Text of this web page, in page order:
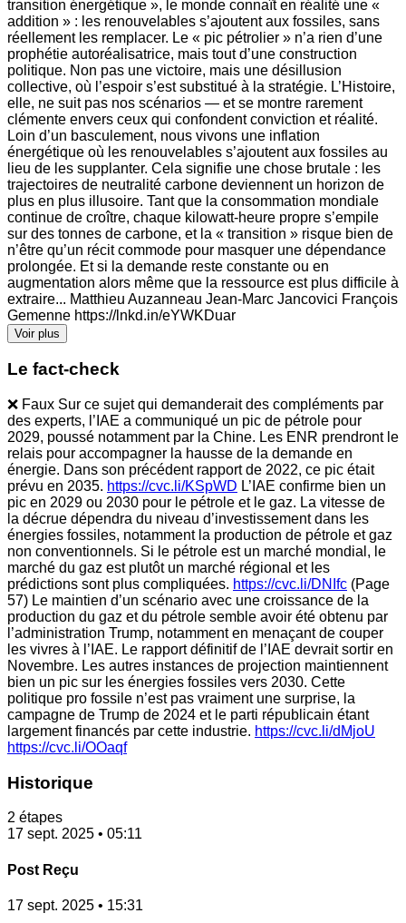
transition énergétique », le monde connaît en réalité une «
addition » : les renouvelables s’ajoutent aux fossiles, sans
réellement les remplacer. Le « pic pétrolier » n’a rien d’une
prophétie autoréalisatrice, mais tout d’une construction
politique. Non pas une victoire, mais une désillusion
collective, où l’espoir s’est substitué à la stratégie. L’Histoire,
elle, ne suit pas nos scénarios — et se montre rarement
clémente envers ceux qui confondent conviction et réalité.
Loin d’un basculement, nous vivons une inflation
énergétique où les renouvelables s’ajoutent aux fossiles au
lieu de les supplanter. Cela signifie une chose brutale : les
trajectoires de neutralité carbone deviennent un horizon de
plus en plus illusoire. Tant que la consommation mondiale
continue de croître, chaque kilowatt-heure propre s’empile
sur des tonnes de carbone, et la « transition » risque bien de
n’être qu’un récit commode pour masquer une dépendance
prolongée. Et si la demande reste constante ou en
augmentation alors même que la ressource est plus difficile à
extraire... Matthieu Auzanneau Jean-Marc Jancovici François
Gemenne https://lnkd.in/eYWKDuar
Voir plus
Le fact-check
❌ Faux Sur ce sujet qui demanderait des compléments par
des experts, l’IAE a communiqué un pic de pétrole pour
2029, poussé notamment par la Chine. Les ENR prendront le
relais pour accompagner la hausse de la demande en
énergie. Dans son précédent rapport de 2022, ce pic était
prévu en 2035. https://cvc.li/KSpWD L’IAE confirme bien un
pic en 2029 ou 2030 pour le pétrole et le gaz. La vitesse de
la décrue dépendra du niveau d’investissement dans les
énergies fossiles, notamment la production de pétrole et gaz
non conventionnels. Si le pétrole est un marché mondial, le
marché du gaz est plutôt un marché régional et les
prédictions sont plus compliquées. https://cvc.li/DNIfc (Page
57) Le maintien d’un scénario avec une croissance de la
production du gaz et du pétrole semble avoir été obtenu par
l’administration Trump, notamment en menaçant de couper
les vivres à l’IAE. Le rapport définitif de l’IAE devrait sortir en
Novembre. Les autres instances de projection maintiennent
bien un pic sur les énergies fossiles vers 2030. Cette
politique pro fossile n’est pas vraiment une surprise, la
campagne de Trump de 2024 et le parti républicain étant
largement financés par cette industrie. https://cvc.li/dMjoU
https://cvc.li/OOaqf
Historique
2 étapes
17 sept. 2025 • 05:11
Post Reçu
17 sept. 2025 • 15:31